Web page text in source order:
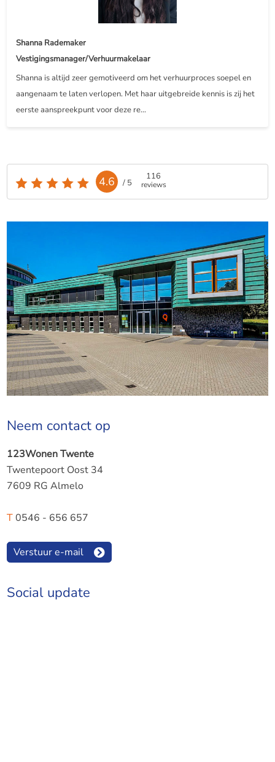
Shanna Rademaker
Vestigingsmanager/Verhuurmakelaar
Shanna is altijd zeer gemotiveerd om het verhuurproces soepel en
aangenaam te laten verlopen. Met haar uitgebreide kennis is zij het
eerste aanspreekpunt voor deze re...
4.6 / 5
116
reviews
Neem contact op
123Wonen Twente
Twentepoort Oost 34
7609 RG Almelo
T0546 - 656 657
Verstuur e-mail
Social update